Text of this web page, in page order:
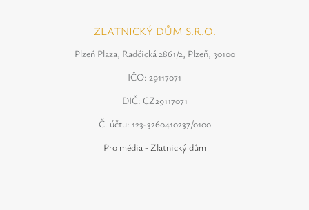
ZLATNICKÝ DŮM S.R.O.
Plzeň Plaza, Radčická 2861/2, Plzeň, 30100
IČO: 29117071
DIČ: CZ29117071
Č. účtu: 123-3260410237/0100
Pro média - Zlatnický dům